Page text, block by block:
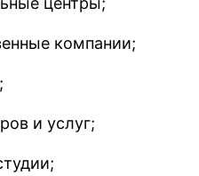
компании;
и услуг;